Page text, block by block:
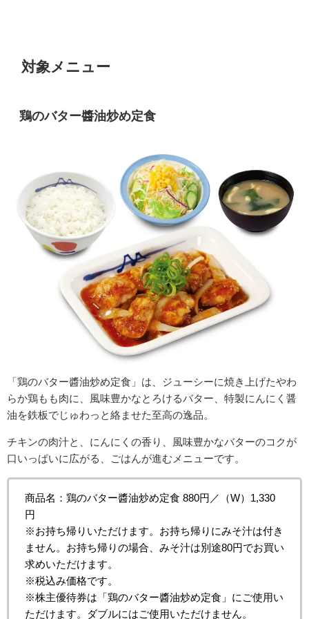
対象メニュー
鶏のバター醬油炒め定食
「鶏のバター醬油炒め定食」は、ジューシーに焼き上げたやわ
らか鶏もも肉に、風味豊かなとろけるバター、特製にんにく醤
油を鉄板でじゅわっと絡ませた至高の逸品。
チキンの肉汁と、にんにくの香り、風味豊かなバターのコクが
口いっぱいに広がる、ごはんが進むメニューです。
商品名：鶏のバター醬油炒め定食 880円／（W）1,330
円
※お持ち帰りいただけます。お持ち帰りにみそ汁は付き
ません。お持ち帰りの場合、みそ汁は別途80円でお買い
求めいただけます。
※税込み価格です。
※株主優待券は「鶏のバター醬油炒め定食」にご使用い
ただけます。ダブルにはご使用いただけません。